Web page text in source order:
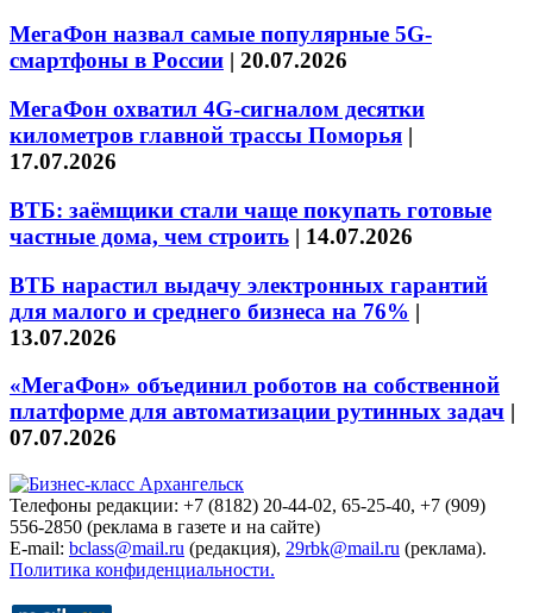
МегаФон назвал самые популярные 5G-
смартфоны в России | 20.07.2026
МегаФон охватил 4G-сигналом десятки
километров главной трассы Поморья |
17.07.2026
ВТБ: заёмщики стали чаще покупать готовые
частные дома, чем строить | 14.07.2026
ВТБ нарастил выдачу электронных гарантий
для малого и среднего бизнеса на 76% |
13.07.2026
«МегаФон» объединил роботов на собственной
платформе для автоматизации рутинных задач |
07.07.2026
Телефоны редакции: +7 (8182) 20-44-02, 65-25-40, +7 (909)
556-2850 (реклама в газете и на сайте)
E-mail: bclass@mail.ru (редакция), 29rbk@mail.ru (реклама).
Политика конфиденциальности.